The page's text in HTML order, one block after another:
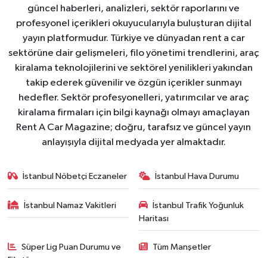
güncel haberleri, analizleri, sektör raporlarını ve
profesyonel içerikleri okuyucularıyla buluşturan dijital
yayın platformudur. Türkiye ve dünyadan rent a car
sektörüne dair gelişmeleri, filo yönetimi trendlerini, araç
kiralama teknolojilerini ve sektörel yenilikleri yakından
takip ederek güvenilir ve özgün içerikler sunmayı
hedefler. Sektör profesyonelleri, yatırımcılar ve araç
kiralama firmaları için bilgi kaynağı olmayı amaçlayan
Rent A Car Magazine; doğru, tarafsız ve güncel yayın
anlayışıyla dijital medyada yer almaktadır.
İstanbul Nöbetçi Eczaneler İstanbul Hava Durumu
İstanbul Namaz Vakitleri
İstanbul Trafik Yoğunluk
Haritası
Süper Lig Puan Durumu ve
Tüm Manşetler